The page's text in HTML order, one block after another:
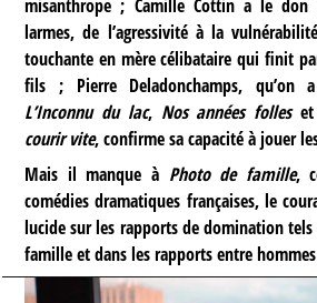
misanthrope ; Camille Cottin a le
larmes, de l’agressivité à la
touchante en mère célibataire qui finit
fils ; Pierre Deladonchamps, qu’on
L’Inconnu du lac, Nos années folleset
courir vite, confirme sa capacité à jouer
Mais il manque à Photo de famille,
comédies dramatiques françaises, le
lucide sur les rapports de domination tels
famille et dans les rapports entre